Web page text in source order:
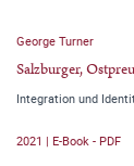
George Turner
Salzburger,
Integration und
2021 | E-Book - PDF